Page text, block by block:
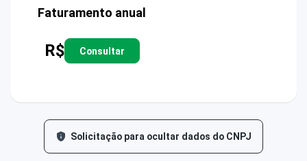
Faturamento anual
R$ Consultar
Solicitação para ocultar dados do CNPJ